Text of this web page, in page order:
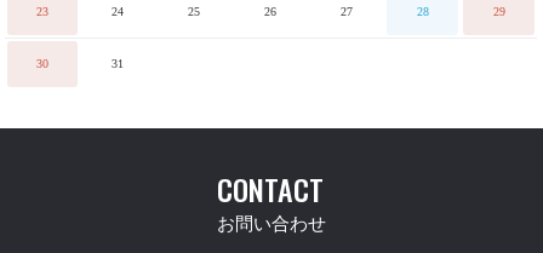
23 24 25 26 27 28 29
30 31
CONTACT
お問い合わせ